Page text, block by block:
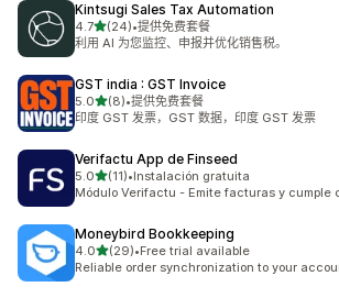
Kintsugi Sales Tax Automation
4.7星（满分 5 星）
(24)
总共 24 条评论
•提供免费套餐
利用 AI 为您监控、申报并优化销售税。
GST india : GST Invoice
5.0星（满分 5 星）
(8)
总共 8 条评论
•提供免费套餐
印度 GST 发票，GST 数据，印度 GST 发票
Verifactu App de Finseed
5.0星（满分 5 星）
(11)
总共 11 条评论
•Instalación gratuita
Módulo Verifactu - Emite facturas y cumple
Moneybird Bookkeeping
4.0星（满分 5 星）
(29)
总共 29 条评论
•Free trial available
Reliable order synchronization to your